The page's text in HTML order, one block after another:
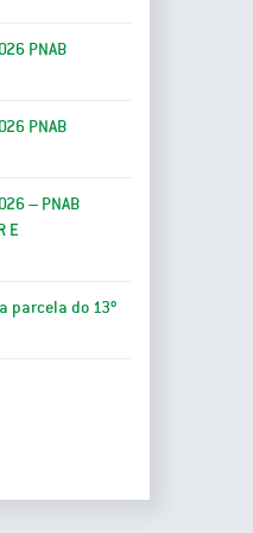
PNAB
PNAB
– PNAB
E
parcela do 13º